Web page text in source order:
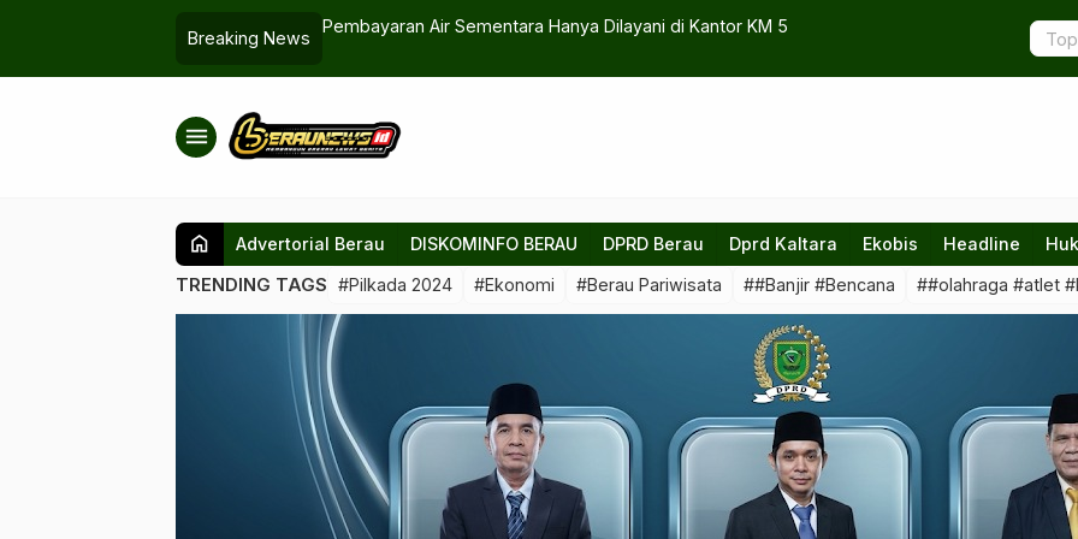
Breaking News
Pembayaran Air Sementara Hanya Dilayani di Kantor KM 5
menu
home Advertorial Berau DISKOMINFO BERAU DPRD Berau Dprd Kaltara Ekobis Headline
TRENDING TAGS #Pilkada 2024 #Ekonomi #Berau Pariwisata ##Banjir #Bencana ##olahraga #atlet